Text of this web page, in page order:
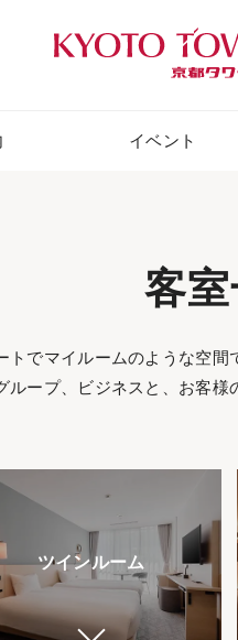
イベント
客
トでマイルームのような空間
ループ、ビジネスと、お客様
ツインルーム